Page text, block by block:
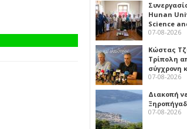
Hunan
Science
07-08-2026
Κώστας
Τρίπολη
σύγχρονη
07-08-2026
Διακοπή
07-08-2026